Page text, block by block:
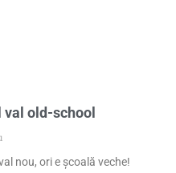
old-school
nou, ori e școală veche!